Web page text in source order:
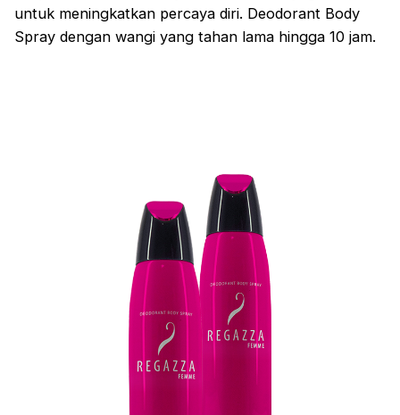
untuk meningkatkan percaya diri. Deodorant Body
Spray dengan wangi yang tahan lama hingga 10 jam.